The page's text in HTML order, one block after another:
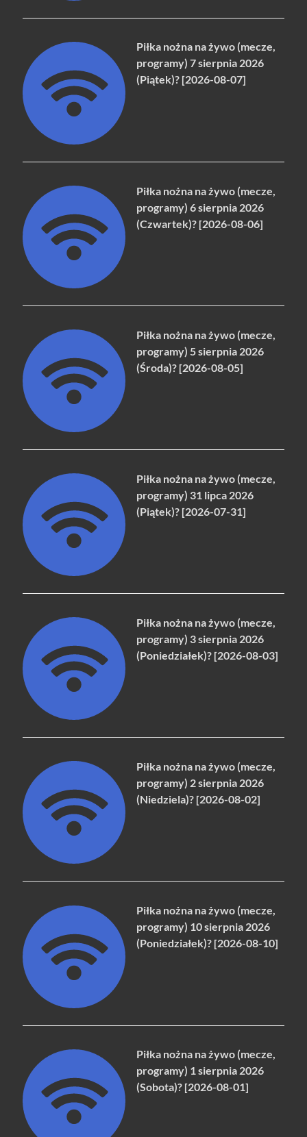
Piłka nożna na żywo (mecze,
programy) 7 sierpnia 2026
(Piątek)? [2026-08-07]
Piłka nożna na żywo (mecze,
programy) 6 sierpnia 2026
(Czwartek)? [2026-08-06]
Piłka nożna na żywo (mecze,
programy) 5 sierpnia 2026
(Środa)? [2026-08-05]
Piłka nożna na żywo (mecze,
programy) 31 lipca 2026
(Piątek)? [2026-07-31]
Piłka nożna na żywo (mecze,
programy) 3 sierpnia 2026
(Poniedziałek)? [2026-08-03]
Piłka nożna na żywo (mecze,
programy) 2 sierpnia 2026
(Niedziela)? [2026-08-02]
Piłka nożna na żywo (mecze,
programy) 10 sierpnia 2026
(Poniedziałek)? [2026-08-10]
Piłka nożna na żywo (mecze,
programy) 1 sierpnia 2026
(Sobota)? [2026-08-01]